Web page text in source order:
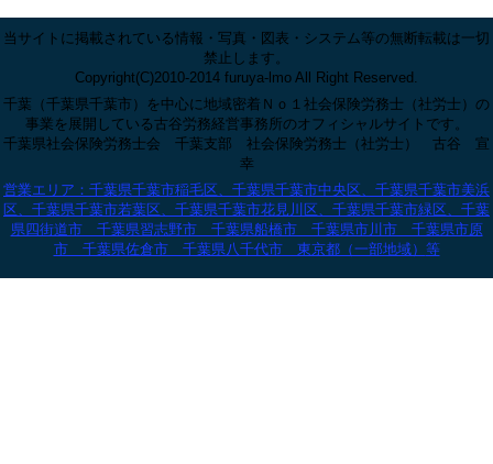
当サイトに掲載されている情報・写真・図表・システム等の無断転載は一切
禁止します。
Copyright(C)2010-2014 furuya-lmo All Right Reserved.
千葉（千葉県千葉市）を中心に地域密着Ｎｏ１社会保険労務士（社労士）の
事業を展開している古谷労務経営事務所のオフィシャルサイトです。
千葉県社会保険労務士会 千葉支部 社会保険労務士（社労士） 古谷 宣
幸
営業エリア：千葉県千葉市稲毛区、千葉県千葉市中央区、千葉県千葉市美浜
区、千葉県千葉市若葉区、千葉県千葉市花見川区、千葉県千葉市緑区、千葉
県四街道市 千葉県習志野市 千葉県船橋市 千葉県市川市 千葉県市原
市 千葉県佐倉市 千葉県八千代市 東京都（一部地域） 等